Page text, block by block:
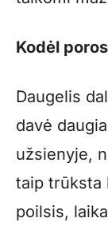
Kodėl
Daugelis
davė
užsienyje,
taip trūksta
poilsis,